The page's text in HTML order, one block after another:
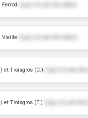
Ferrod
Vieille
et Troisgros (C.)
et Troisgros (E.)